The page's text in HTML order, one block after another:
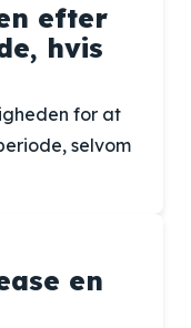
efter
hvis
for at
selvom
en